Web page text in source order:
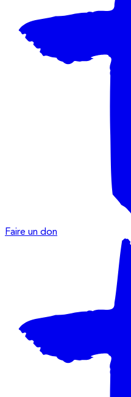
Faire un don